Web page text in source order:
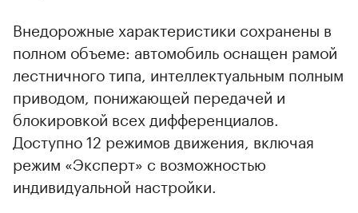
00:00 / 00:00
Внедорожные характеристики сохранены в
полном объеме: автомобиль оснащен рамой
лестничного типа, интеллектуальным полным
приводом, понижающей передачей и
блокировкой всех дифференциалов.
Доступно 12 режимов движения, включая
режим «Эксперт» с возможностью
индивидуальной настройки.